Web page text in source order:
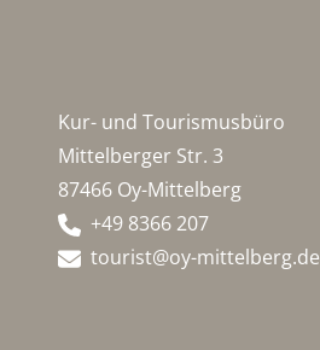
Kur- und Tourismusbüro
Mittelberger Str. 3
87466 Oy-Mittelberg
+49 8366 207
tourist@oy-mittelberg.de